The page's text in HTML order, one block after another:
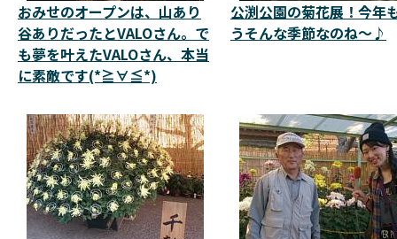
おみせのオープンは、山あり
谷ありだったとVALOさん。で
も夢を叶えたVALOさん、本当
に素敵です(*≧∀≦*)
公渕公園の菊花展！今年
うそんな季節なのね～♪